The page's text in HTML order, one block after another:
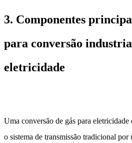
3. Componentes
para conversão
eletricidade
Uma conversão de gás para
o sistema de transmissão tradicional